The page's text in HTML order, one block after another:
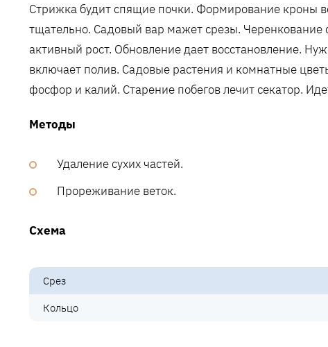
Стрижка будит спящие почки. Формирование кроны
тщательно. Садовый вар мажет срезы. Черенкование
активный рост. Обновление дает восстановление.
включает полив. Садовые растения и комнатные
фосфор и калий. Старение побегов лечит секатор.
Методы
Удаление сухих частей.
Прореживание веток.
Схема
Срез
Кольцо